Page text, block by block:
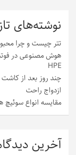
نوشته‌های
تتر چیست و چرا
هوش مصنوعی در
HPE
چند روز بعد از
ازدواج راحت
مقایسه انواع سوئیچ
آخرین